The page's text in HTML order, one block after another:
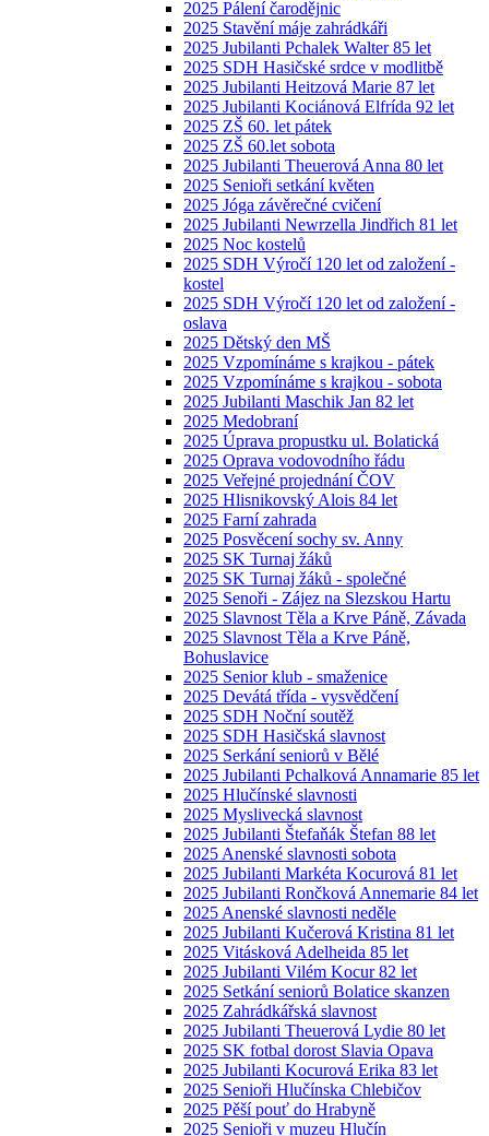
2025 Pálení čarodějnic
2025 Stavění máje zahrádkáři
2025 Jubilanti Pchalek Walter 85 let
2025 SDH Hasičské srdce v modlitbě
2025 Jubilanti Heitzová Marie 87 let
2025 Jubilanti Kociánová Elfrída 92 let
2025 ZŠ 60. let pátek
2025 ZŠ 60.let sobota
2025 Jubilanti Theuerová Anna 80 let
2025 Senioři setkání květen
2025 Jóga závěrečné cvičení
2025 Jubilanti Newrzella Jindřich 81 let
2025 Noc kostelů
2025 SDH Výročí 120 let od založení -
kostel
2025 SDH Výročí 120 let od založení -
oslava
2025 Dětský den MŠ
2025 Vzpomínáme s krajkou - pátek
2025 Vzpomínáme s krajkou - sobota
2025 Jubilanti Maschik Jan 82 let
2025 Medobraní
2025 Úprava propustku ul. Bolatická
2025 Oprava vodovodního řádu
2025 Veřejné projednání ČOV
2025 Hlisnikovský Alois 84 let
2025 Farní zahrada
2025 Posvěcení sochy sv. Anny
2025 SK Turnaj žáků
2025 SK Turnaj žáků - společné
2025 Senoři - Zájez na Slezskou Hartu
2025 Slavnost Těla a Krve Páně, Závada
2025 Slavnost Těla a Krve Páně,
Bohuslavice
2025 Senior klub - smaženice
2025 Devátá třída - vysvědčení
2025 SDH Noční soutěž
2025 SDH Hasičská slavnost
2025 Serkání seniorů v Bělé
2025 Jubilanti Pchalková Annamarie 85 let
2025 Hlučínské slavnosti
2025 Myslivecká slavnost
2025 Jubilanti Štefaňák Štefan 88 let
2025 Anenské slavnosti sobota
2025 Jubilanti Markéta Kocurová 81 let
2025 Jubilanti Rončková Annemarie 84 let
2025 Anenské slavnosti neděle
2025 Jubilanti Kučerová Kristina 81 let
2025 Vitásková Adelheida 85 let
2025 Jubilanti Vilém Kocur 82 let
2025 Setkání seniorů Bolatice skanzen
2025 Zahrádkářská slavnost
2025 Jubilanti Theuerová Lydie 80 let
2025 SK fotbal dorost Slavia Opava
2025 Jubilanti Kocurová Erika 83 let
2025 Senioři Hlučínska Chlebičov
2025 Pěší pouť do Hrabyně
2025 Senioři v muzeu Hlučín